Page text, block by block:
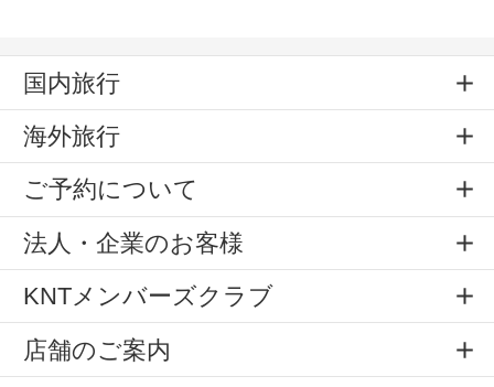
国内旅行
海外旅行
ご予約について
法人・企業のお客様
KNTメンバーズクラブ
店舗のご案内